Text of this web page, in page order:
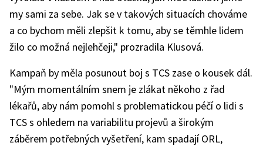
my sami za sebe. Jak se v takových situacích chováme
a co bychom měli zlepšit k tomu, aby se těmhle lidem
žilo co možná nejlehčeji," prozradila Klusová.
Kampaň by měla posunout boj s TCS zase o kousek dál.
"Mým momentálním snem je zlákat někoho z řad
lékařů, aby nám pomohl s problematickou péčí o lidi s
TCS s ohledem na variabilitu projevů a širokým
záběrem potřebných vyšetření, kam spadají ORL,